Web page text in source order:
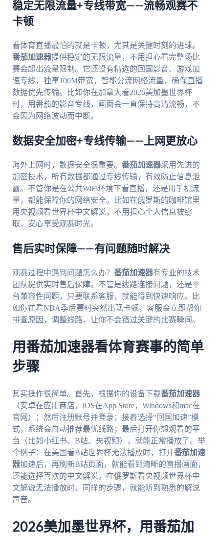
稳定无限流量+专线带宽——流畅观赛不
卡顿
看体育直播最怕的就是卡顿，尤其是关键时刻的进球。
番茄加速器提供稳定的无限流量，不用担心看完整场比
赛会超出流量限制。它还设有精选的回国影音、游戏加
速专线，独享100M带宽，智能分流网络流量，确保直播
数据优先传输。比如你在加拿大看2026美加墨世界杯
时，用番茄的影音专线，画面会一直保持高清流畅，不
会因为网络波动而中断。
数据安全加密+专线传输——上网更放心
海外上网时，数据安全很重要。 番茄加速器采用先进的
加密技术，所有数据都通过专线传输，有效防止信息泄
露。不管你是在公共WiFi环境下看直播，还是用手机流
量，都能保障你的网络安全。比如在俄罗斯的咖啡馆里
用央视频看世界杯中文解说，不用担心个人信息被窃
取，安心享受观赛时光。
售后实时保障——有问题随时解决
观赛过程中遇到问题怎么办？ 番茄加速器有专业的技术
团队提供实时售后保障。不管是线路连接问题，还是平
台兼容性问题，只要联系客服，就能得到快速响应。比
如你在看NBA季后赛时突然出现卡顿，客服会立即帮你
排查原因，调整线路，让你不会错过关键的比赛瞬间。
用番茄加速器看体育赛事的简单
步骤
其实操作很简单。首先，根据你的设备下载番茄加速器
（安卓在应用商店，iOS在App Store，Windows和mac在
官网）；然后注册账号并登录；接着选择“回国加速”模
式，系统会自动推荐最优线路；最后打开你想观看的平
台（比如小红书、B站、央视频），就能正常播放了。举
个例子：在美国看B站世界杯无法播放时，打开番茄加速
器加速后，再刷新B站页面，就能看到清晰的直播画面，
还能选择喜欢的中文解说。在俄罗斯看央视频世界杯中
文解说无法播放时，同样的步骤，就能听到熟悉的解说
声音。
2026美加墨世界杯，用番茄加